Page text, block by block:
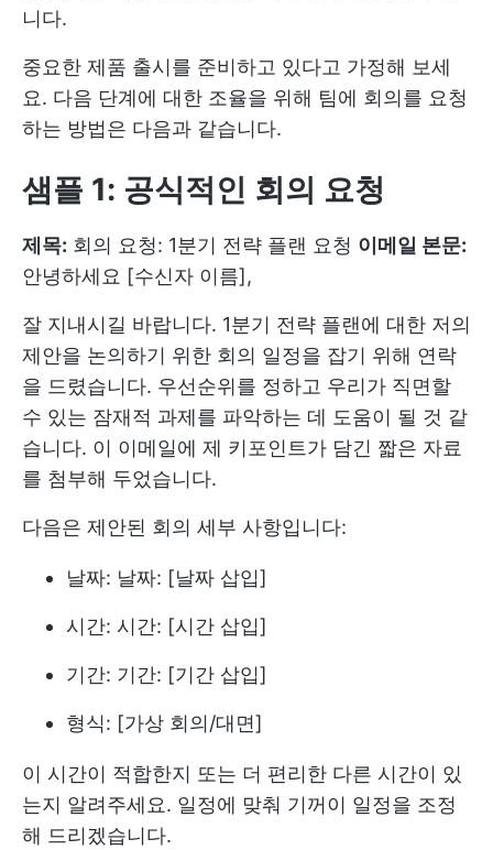
니다.
중요한 제품 출시를 준비하고 있다고 가정해 보세
요. 다음 단계에 대한 조율을 위해 팀에 회의를 요청
하는 방법은 다음과 같습니다.
샘플 1: 공식적인 회의 요청
제목: 회의 요청: 1분기 전략 플랜 요청 이메일 본문:
안녕하세요 [수신자 이름],
잘 지내시길 바랍니다. 1분기 전략 플랜에 대한 저의
제안을 논의하기 위한 회의 일정을 잡기 위해 연락
을 드렸습니다. 우선순위를 정하고 우리가 직면할
수 있는 잠재적 과제를 파악하는 데 도움이 될 것 같
습니다. 이 이메일에 제 키포인트가 담긴 짧은 자료
를 첨부해 두었습니다.
다음은 제안된 회의 세부 사항입니다:
날짜: 날짜: [날짜 삽입]
시간: 시간: [시간 삽입]
기간: 기간: [기간 삽입]
형식: [가상 회의/대면]
이 시간이 적합한지 또는 더 편리한 다른 시간이 있
는지 알려주세요. 일정에 맞춰 기꺼이 일정을 조정
해 드리겠습니다.